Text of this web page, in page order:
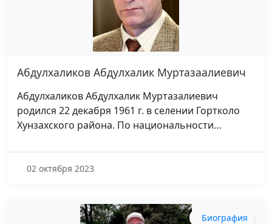
Абдулхаликов Абдулхалик Муртазаалиевич
Абдулхаликов Абдулхалик Муртазалиевич
родился 22 декабря 1961 г. в селении Гортколо
Хунзахского района. По национальности…
02 октября 2023
Биография